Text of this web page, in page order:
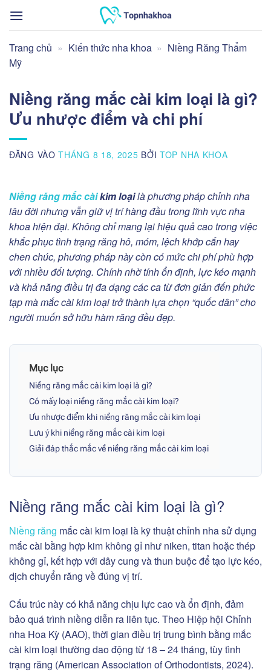
qua
dung
Trang chủ » Kiến thức nha khoa » Niềng Răng Thẩm
Mỹ
Niềng răng mắc cài kim loại là gì?
Ưu nhược điểm và chi phí
ĐĂNG VÀOTHÁNG 8 18, 2025 BỞITOP NHA KHOA
Niềng răng mắc càikim loạilà phương pháp chỉnh nha
lâu đời nhưng vẫn giữ vị trí hàng đầu trong lĩnh vực nha
khoa hiện đại. Không chỉ mang lại hiệu quả cao trong việc
khắc phục tình trạng răng hô, móm, lệch khớp cắn hay
chen chúc, phương pháp này còn có mức chi phí phù hợp
với nhiều đối tượng. Chính nhờ tính ổn định, lực kéo mạnh
và khả năng điều trị đa dạng các ca từ đơn giản đến phức
tạp mà mắc cài kim loại trở thành lựa chọn “quốc dân” cho
người muốn sở hữu hàm răng đều đẹp.
Mục lục
Niềng răng mắc cài kim loại là gì?
Có mấy loại niềng răng mắc cài kim loại?
Ưu nhược điểm khi niềng răng mắc cài kim loại
Lưu ý khi niềng răng mắc cài kim loại
Giải đáp thắc mắc về niềng răng mắc cài kim loại
Niềng răng mắc cài kim loại là gì?
Niềng răng mắc cài kim loại là kỹ thuật chỉnh nha sử dụng
mắc cài bằng hợp kim không gỉ như niken, titan hoặc thép
không gỉ, kết hợp với dây cung và thun buộc để tạo lực kéo,
dịch chuyển răng về đúng vị trí.
Cấu trúc này có khả năng chịu lực cao và ổn định, đảm
bảo quá trình niềng diễn ra liên tục. Theo Hiệp hội Chỉnh
nha Hoa Kỳ (AAO), thời gian điều trị trung bình bằng mắc
cài kim loại thường dao động từ 18 – 24 tháng, tùy tình
trạng răng (American Association of Orthodontists, 2024).